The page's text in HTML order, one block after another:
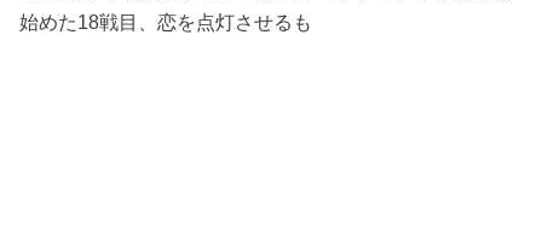
始めた18戦目、恋を点灯させるも